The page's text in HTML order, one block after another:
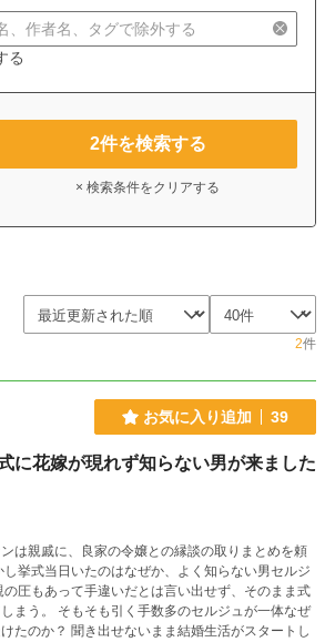
る
2件を検索する
× 検索条件をクリアする
2件
お気に入り追加 39
花嫁が現れず知らない男が来ました
は親戚に、良家の令嬢との縁談の取りまとめを頼
し挙式当日いたのはなぜか、よく知らない男セルジ
の圧もあって手違いだとは言い出せず、そのまま式
まう。 そもそも引く手数多のセルジュが一体なぜ
たのか？ 聞き出せないまま結婚生活がスタートし